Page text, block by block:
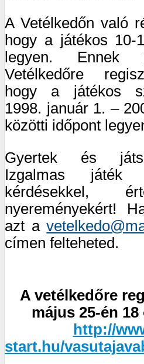
A Vetélkedőn való
hogy a játékos 10-
legyen. Ennek
Vetélkedőre
hogy a játékos
1998. január 1. –
közötti időpont
Gyertek és
Izgalmas játék
kérdésekkel,
nyereményekért!
azt a
címen felteheted.
A vetélkedőre
május 25-én
http://
start.hu/